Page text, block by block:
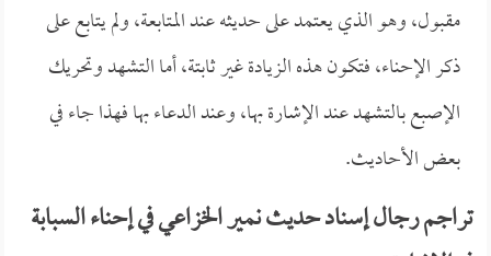
مقبول، وهو الذي يعتمد على حديثه عند المتابعة، ولم يتابع على
ذكر الإحناء، فتكون هذه الزيادة غير ثابتة، أما التشهد وتحريك
الإصبع بالتشهد عند الإشارة بها، وعند الدعاء بها فهذا جاء في
بعض الأحاديث.
تراجم رجال إسناد حديث نمير الخزاعي في إحناء السبابة